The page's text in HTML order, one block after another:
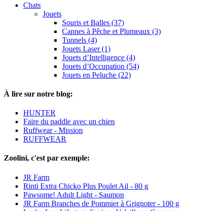
Chats
Jouets
Souris et Balles (37)
Cannes à Pêche et Plumeaux (3)
Tunnels (4)
Jouets Laser (1)
Jouets d’Intelligence (4)
Jouets d’Occupation (54)
Jouets en Peluche (22)
À lire sur notre blog:
HUNTER
Faire du paddle avec un chien
Ruffwear - Mission
RUFFWEAR
Zoolini, c'est par exemple:
JR Farm
Rinti Extra Chicko Plus Poulet Ail - 80 g
Pawsome! Adult Light - Saumon
JR Farm Branches de Pommier à Grignoter - 100 g